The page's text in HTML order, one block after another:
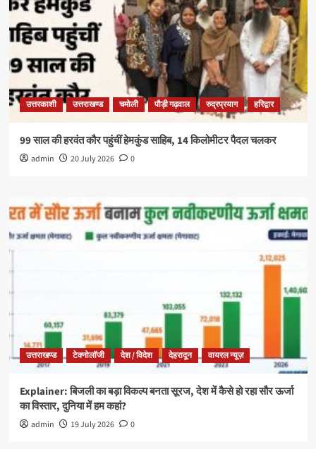
उत्तरकाशी उत्तराखण्ड चमोली पौड़ी गढ़वाल रुद्रप्रयाग हरिद्वार
99 साल की हरवंत कौर पहुंचीं हेमकुंड साहिब, 14 किलोमीटर पैदल चलकर
admin 20 July 2026 0
उत्तराखण्ड टेक्नोलॉजी देश / विदेश देहरादून वायरल न्यूज़
Explainer: बिजली का बड़ा विकल्प बनता सूरज, देश में कैसे हो रहा सौर ऊर्जा
का विस्तार, दुनिया में हम कहां?
admin 19 July 2026 0